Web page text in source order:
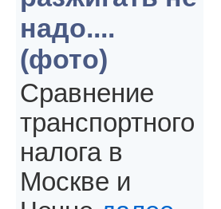
надо....
(фото)
Сравнение
транспортного
налога в
Москве и